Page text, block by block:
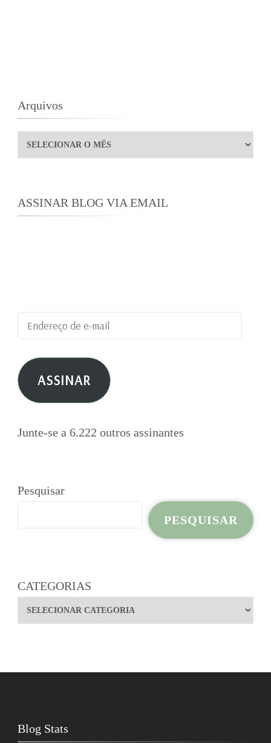
Arquivos
Arquivos
ASSINAR BLOG VIA EMAIL
Endereço
de
e-
mail ASSINAR
Junte-se a 6.222 outros assinantes
Pesquisar
PESQUISAR
CATEGORIAS
Blog Stats